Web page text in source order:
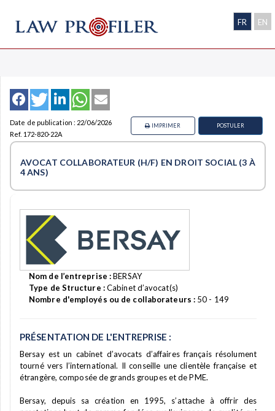
FR EN
Date de publication : 22/06/2026
Ref. 172-820-22A
POSTULER
IMPRIMER
AVOCAT COLLABORATEUR (H/F) EN DROIT SOCIAL (3 À
4 ANS)
Nom de l’entreprise :BERSAY
Type de Structure :Cabinet d’avocat(s)
Nombre d'employés ou de collaborateurs : 50 - 149
PRÉSENTATION DE L'ENTREPRISE :
Bersay est un cabinet d’avocats d’affaires français résolument
tourné vers l’international. Il conseille une clientèle française et
étrangère, composée de grands groupes et de PME.
Bersay, depuis sa création en 1995, s’attache à offrir des